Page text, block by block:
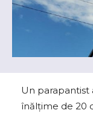
Un parapantist
înălţime de 20